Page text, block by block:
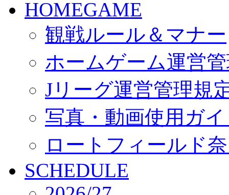
HOMEGAME
観戦ルール＆マナー
ホームゲーム運営
Jリーグ運営管理規
写真・動画使用ガ
ロートフィールド
SCHEDULE